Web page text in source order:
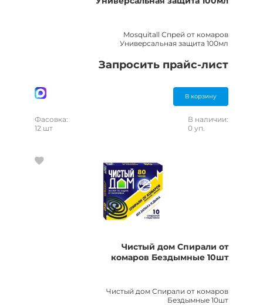
Mosquitall Спрей от комаров
Универсальная защита 100мл
Запросить прайс-лист
В корзину
Фасовка:
12 шт
В наличии:
0 уп.
Чистый дом Спирали от
комаров Бездымные 10шт
Чистый дом Спирали от комаров
Бездымные 10шт